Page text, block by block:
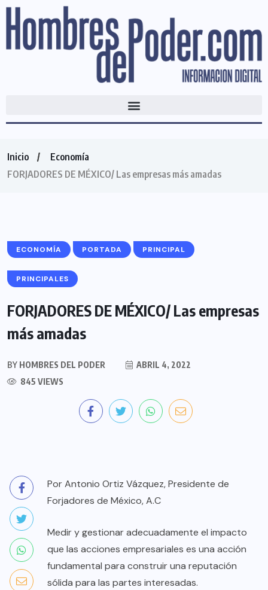
Inicio
Economía
FORJADORES DE MÉXICO/ Las empresas más amadas
ECONOMÍA PORTADA PRINCIPAL
PRINCIPALES
FORJADORES DE MÉXICO/ Las empresas
más amadas
BY HOMBRES DEL PODER
ABRIL 4, 2022
845 VIEWS
Por Antonio Ortiz Vázquez, Presidente de
Forjadores de México, A.C
Medir y gestionar adecuadamente el impacto
que las acciones empresariales es una acción
fundamental para construir una reputación
sólida para las partes interesadas.